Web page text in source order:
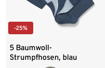
-25%
5 Baumwoll-
Strumpfhosen, blau